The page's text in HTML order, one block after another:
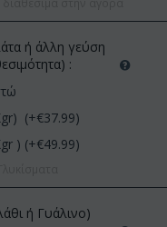
ή άλλη γεύση
:
(+€37.99)
) (+€49.99)
ή Γυάλινο)